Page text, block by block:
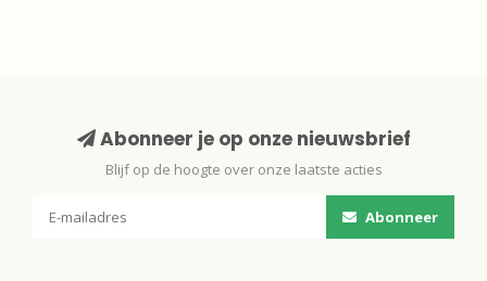
Abonneer je op onze nieuwsbrief
Blijf op de hoogte over onze laatste acties
Abonneer